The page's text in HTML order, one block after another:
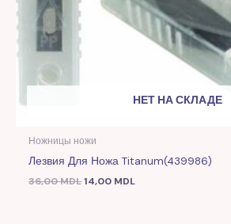
НЕТ НА СКЛАДЕ
Ножницы ножи
Лезвия Для Ножа Titanum(439986)
36,00MDL14,00 MDL